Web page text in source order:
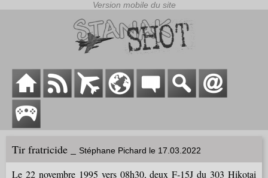
Tir fratricide _ Stéphane Pichard le 17.03.2022
Le 22 novembre 1995 vers 08h30, deux F-15J du 303 Hikotai